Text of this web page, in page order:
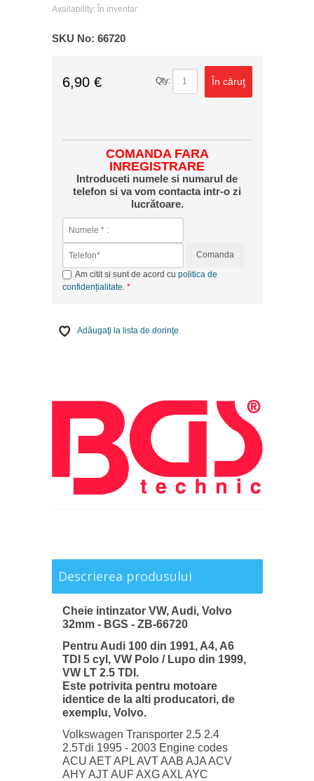
Availability: În inventar
SKU No: 66720
6,90 € Qty: În căruţ
COMANDA FARA
INREGISTRARE
Introduceti numele si numarul de
telefon si va vom contacta intr-o zi
lucrătoare.
Comanda
Am citit si sunt de acord cu politica de
confidențialitate
Adăugaţi la lista de dorinţe
Descrierea produsului
Cheie intinzator VW, Audi, Volvo
32mm - BGS - ZB-66720
Pentru Audi 100 din 1991, A4, A6
TDI 5 cyl, VW Polo / Lupo din 1999,
VW LT 2.5 TDI.
Este potrivita pentru motoare
identice de la alti producatori, de
exemplu, Volvo.
Volkswagen Transporter 2.5 2.4
2.5Tdi 1995 - 2003 Engine codes
ACU AET APL AVT AAB AJA ACV
AHY AJT AUF AXG AXL AYC